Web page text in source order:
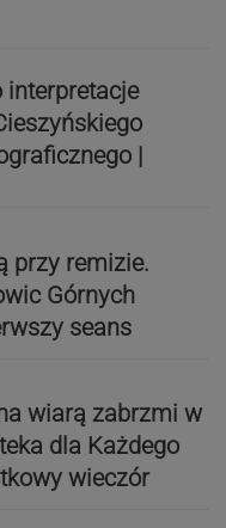
interpretacje
|
przy remizie.
Górnych
seans
wiarą zabrzmi w
dla Każdego
wieczór